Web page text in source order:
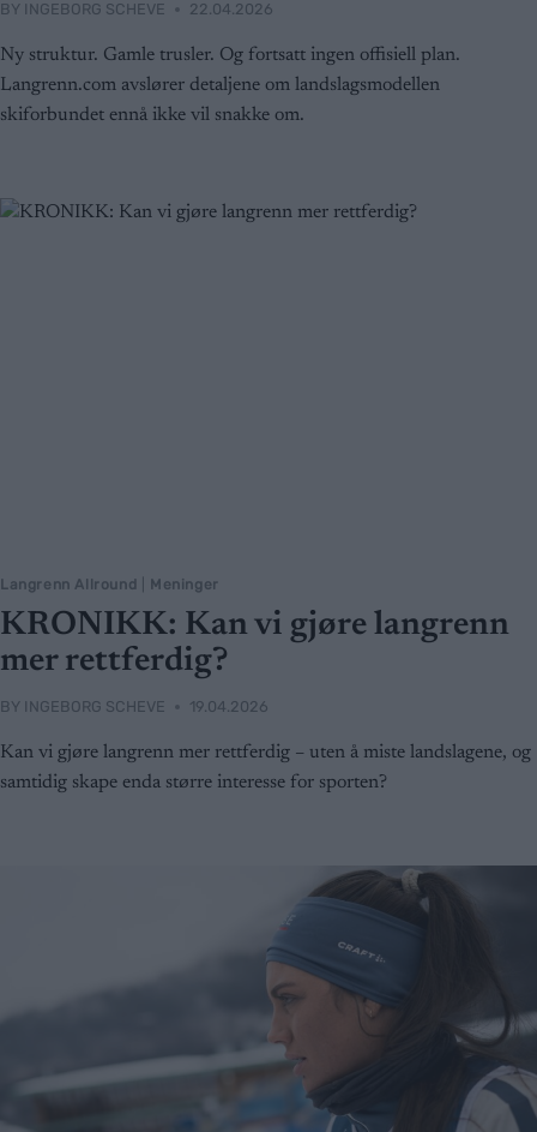
BY INGEBORG SCHEVE 22.04.2026
Ny struktur. Gamle trusler. Og fortsatt ingen offisiell plan.
Langrenn.com avslører detaljene om landslagsmodellen
skiforbundet ennå ikke vil snakke om.
Langrenn Allround Meninger
KRONIKK: Kan vi gjøre langrenn
mer rettferdig?
BY INGEBORG SCHEVE 19.04.2026
Kan vi gjøre langrenn mer rettferdig – uten å miste landslagene, og
samtidig skape enda større interesse for sporten?